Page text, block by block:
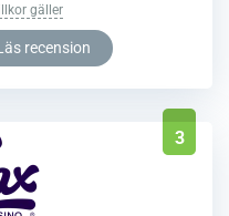
gäller
recension
3